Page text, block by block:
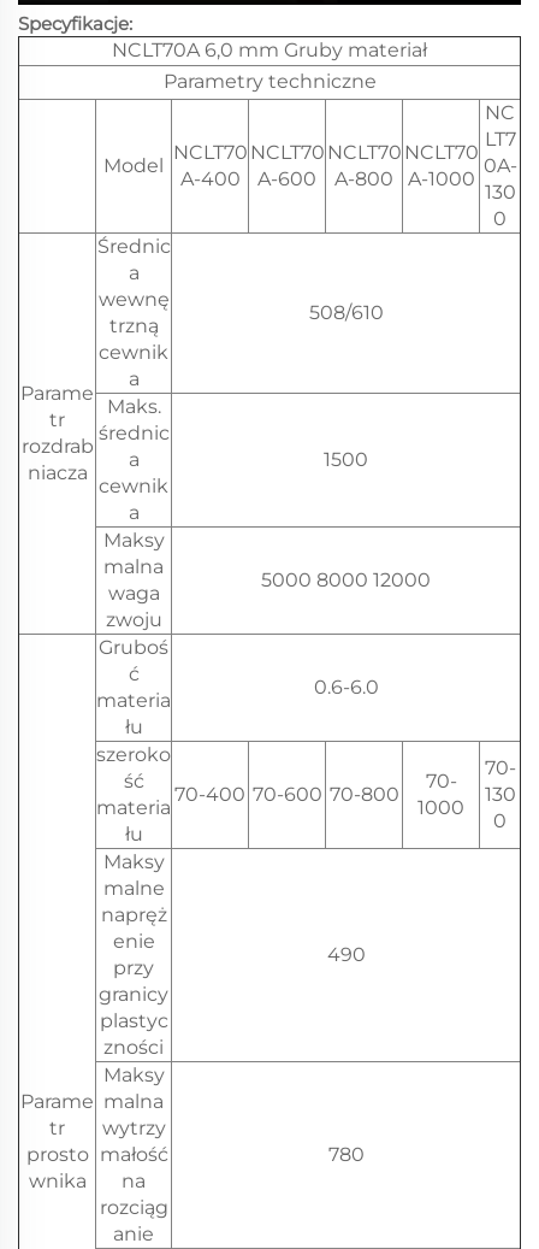
Specyfikacje:
NCLT70A 6,0 mm Gruby materiał
Parametry techniczne
Model
NCLT70
A-400
NCLT70
A-600
NCLT70
A-800
NCLT70
A-1000
NC
LT7
0A-
130
0
Parame
tr
rozdrab
niacza
Średnic
a
wewnę
trzną
cewnik
a
508/610
Maks.
średnic
a
cewnik
a
1500
Maksy
malna
waga
zwoju
5000 8000 12000
Parame
tr
prosto
wnika
Gruboś
ć
materia
łu
0.6-6.0
szeroko
ść
materia
łu
70-400 70-600 70-800
70-
1000
70-
130
0
Maksy
malne
napręż
enie
przy
granicy
plastyc
zności
490
Maksy
malna
wytrzy
małość
na
rozciąg
anie
780